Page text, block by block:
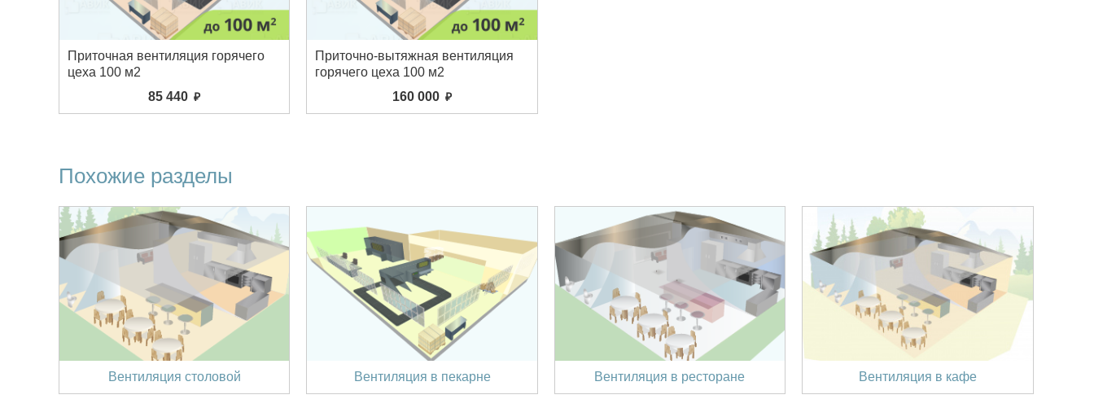
Приточная вентиляция горячего
цеха 100 м2
85 440
Приточно-вытяжная вентиляция
горячего цеха 100 м2
160 000
Похожие разделы
Вентиляция столовой Вентиляция в пекарне Вентиляция в ресторане Вентиляция в кафе